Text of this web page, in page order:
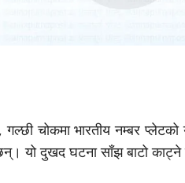
गल्छी चोकमा भारतीय नम्बर
यो दुखद घटना साँझ बाटो काट्ने